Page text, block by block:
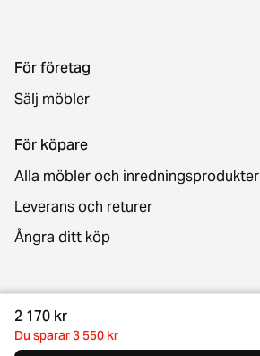
2 170 kr
Du sparar 3 550 kr
För företag
Sälj möbler
För köpare
Alla möbler och inredningsprodukter
Leverans och returer
Ångra ditt köp
Kontakt